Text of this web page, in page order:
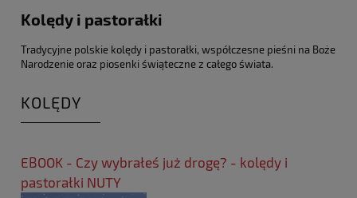
Kolędy i pastorałki
Tradycyjne polskie kolędy i pastorałki, współczesne pieśni na Boże
Narodzenie oraz piosenki świąteczne z całego świata.
KOLĘDY
EBOOK - Czy wybrałeś już drogę? - kolędy i
pastorałki NUTY